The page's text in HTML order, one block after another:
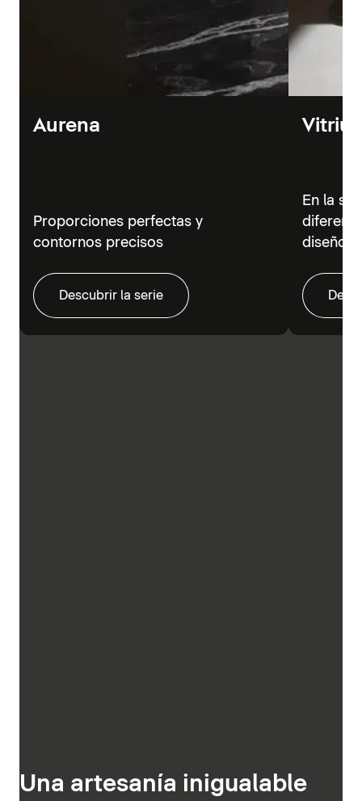
Aurena
Proporciones perfectas y
contornos precisos
Descubrir la serie
En la
diseño
Una artesanía inigualable